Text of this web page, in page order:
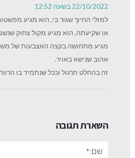
22/10/2022 בשעה 12:52
למזלי החיוך שגור בי, הוא מגיע
או שקיעתה, הוא מגיע מקול צחוק
מגיע מתחושה בקצה האצבעות של
אהוב שנישא באויר.
זה בהחלט תרגול וככל שנתמיד בו
השארת תגובה